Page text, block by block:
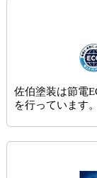
佐伯塗装は節電
を行っています。